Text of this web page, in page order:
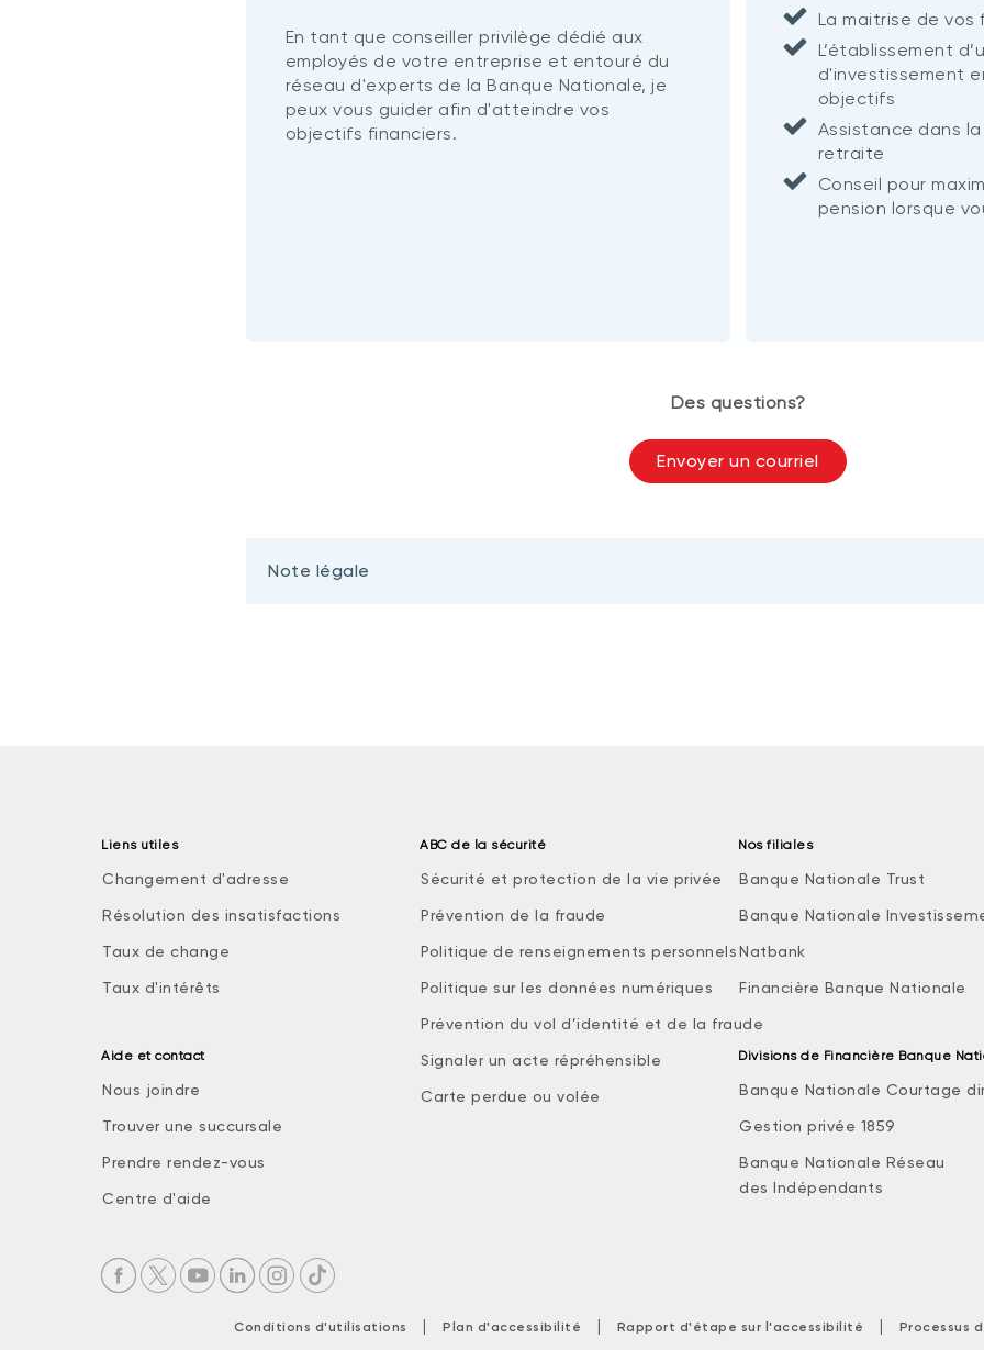
En tant que conseiller privilège dédié aux
employés de votre entreprise et entouré du
réseau d'experts de la Banque Nationale, je
peux vous guider afin d'atteindre vos
objectifs financiers.
La maitrise de vos
L’établissement
d'investissement
objectifs
Assistance dans
retraite
Conseil pour
pension lorsque
Des questions?
Envoyer un courriel
Note légale
Liens utiles
Changement d'adresse
Résolution des insatisfactions
Taux de change
Taux d'intérêts
Aide et contact
Nous joindre
Trouver une succursale
Prendre rendez-vous
Centre d'aide
ABC de la sécurité
Sécurité et protection de la vie privée
Prévention de la fraude
Politique de renseignements personnels
Politique sur les données numériques
Prévention du vol d’identité et de la fraude
Signaler un acte répréhensible
Carte perdue ou volée
Nos filiales
Banque Nationale Trust
Banque Nationale
Natbank
Financière Banque Nationale
Divisions de Financière Banque
Banque Nationale Courtage
Gestion privée 1859
Banque Nationale Réseau
des Indépendants
Conditions d'utilisations | Plan d'accessibilité | Rapport d'étape sur l'accessibilité | Processus